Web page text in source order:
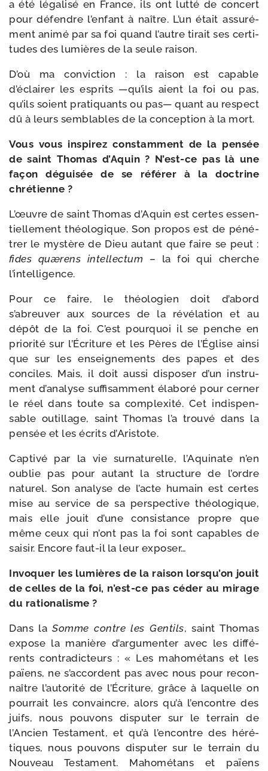
a été léga­li­sé en France, ils ont lut­té de concert
pour défendre l’enfant à naître. L’un était assu­ré­
ment ani­mé par sa foi quand l’autre tirait ses cer­ti­
tudes des lumières de la seule raison.
D’où ma convic­tion : la rai­son est capable
d’éclairer les esprits —qu’ils aient la foi ou pas,
qu’ils soient pra­ti­quants ou pas— quant au res­pect
dû à leurs sem­blables de la concep­tion à la mort.
Vous vous ins­pi­rez constam­ment de la pen­sée
de saint Thomas d’Aquin ? N’est-ce pas là une
façon dégui­sée de se réfé­rer à la doc­trine
chrétienne ?
L’œuvre de saint Thomas d’Aquin est certes essen­
tiel­le­ment théo­lo­gique. Son pro­pos est de péné­
trer le mys­tère de Dieu autant que faire se peut :
fides quæ­rens intel­lec­tum – la foi qui cherche
l’intelligence.
Pour ce faire, le théo­lo­gien doit d’abord
s’abreuver aux sources de la révé­la­tion et au
dépôt de la foi. C’est pour­quoi il se penche en
prio­ri­té sur l’Écriture et les Pères de l’Église ain­si
que sur les ensei­gne­ments des papes et des
conciles. Mais, il doit aus­si dis­po­ser d’un ins­tru­
ment d’analyse suf­fi­sam­ment éla­bo­ré pour cer­ner
le réel dans toute sa com­plexi­té. Cet indis­pen­
sable outillage, saint Thomas l’a trou­vé dans la
pen­sée et les écrits d’Aristote.
Captivé par la vie sur­na­tu­relle, l’Aquinate n’en
oublie pas pour autant la struc­ture de l’ordre
natu­rel. Son ana­lyse de l’acte humain est certes
mise au ser­vice de sa pers­pec­tive théo­lo­gique,
mais elle jouit d’une consis­tance propre que
même ceux qui n’ont pas la foi sont capables de
sai­sir. Encore faut-​il la leur exposer…
Invoquer les lumières de la rai­son lorsqu’on jouit
de celles de la foi, n’est-ce pas céder au mirage
du rationalisme ?
Dans laSomme contre les Gentils, saint Thomas
expose la manière d’argumenter avec les dif­fé­
rents contra­dic­teurs : « Les maho­mé­tans et les
païens, ne s’accordent pas avec nous pour recon­
naître l’autorité de l’Écriture, grâce à laquelle on
pour­rait les convaincre, alors qu’à l’en­contre des
juifs, nous pou­vons dis­pu­ter sur le ter­rain de
l’Ancien Testament, et qu’à l’encontre des héré­
tiques, nous pou­vons dis­pu­ter sur le ter­rain du
Nouveau Testament. Mahométans et païens